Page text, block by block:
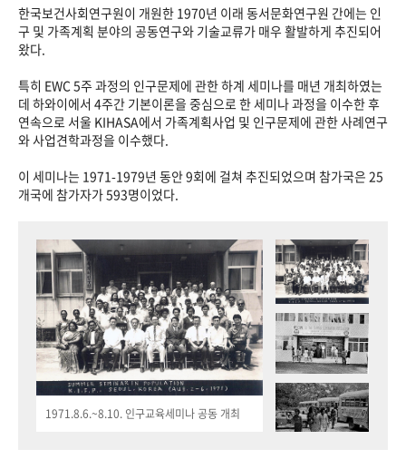
한국보건사회연구원이 개원한 1970년 이래 동서문화연구원 간에는 인
구 및 가족계획 분야의 공동연구와 기술교류가 매우 활발하게 추진되어
왔다.
특히 EWC 5주 과정의 인구문제에 관한 하계 세미나를 매년 개최하였는
데 하와이에서 4주간 기본이론을 중심으로 한 세미나 과정을 이수한 후
연속으로 서울 KIHASA에서 가족계획사업 및 인구문제에 관한 사례연구
와 사업견학과정을 이수했다.
이 세미나는 1971-1979년 동안 9회에 걸쳐 추진되었으며 참가국은 25
개국에 참가자가 593명이었다.
1971.8.6.~8.10. 인구교육세미나 공동 개최